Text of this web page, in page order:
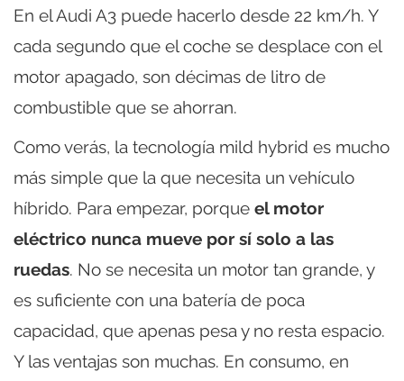
En el Audi A3 puede hacerlo desde 22 km/h. Y
cada segundo que el coche se desplace con el
motor apagado, son décimas de litro de
combustible que se ahorran.
Como verás, la tecnología mild hybrid es mucho
más simple que la que necesita un vehículo
híbrido. Para empezar, porque el motor
eléctrico nunca mueve por sí solo a las
ruedas. No se necesita un motor tan grande, y
es suficiente con una batería de poca
capacidad, que apenas pesa y no resta espacio.
Y las ventajas son muchas. En consumo, en